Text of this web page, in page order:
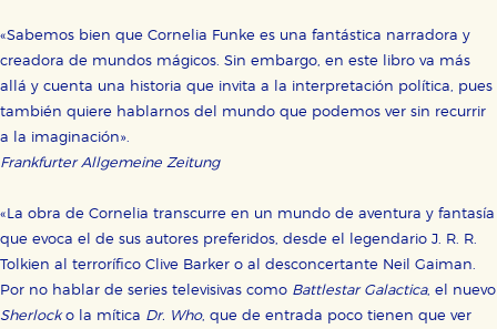
«Sabemos bien que Cornelia Funke es una fantástica narradora y
creadora de mundos mágicos. Sin embargo, en este libro va más
allá y cuenta una historia que invita a la interpretación política, pues
también quiere hablarnos del mundo que podemos ver sin recurrir
a la imaginación».
Frankfurter Allgemeine Zeitung
«La obra de Cornelia transcurre en un mundo de aventura y fantasía
que evoca el de sus autores preferidos, desde el legendario J. R. R.
Tolkien al terrorífico Clive Barker o al desconcertante Neil Gaiman.
Por no hablar de series televisivas como Battlestar Galactica, el nuevo
Sherlocko la mítica Dr. Who, que de entrada poco tienen que ver